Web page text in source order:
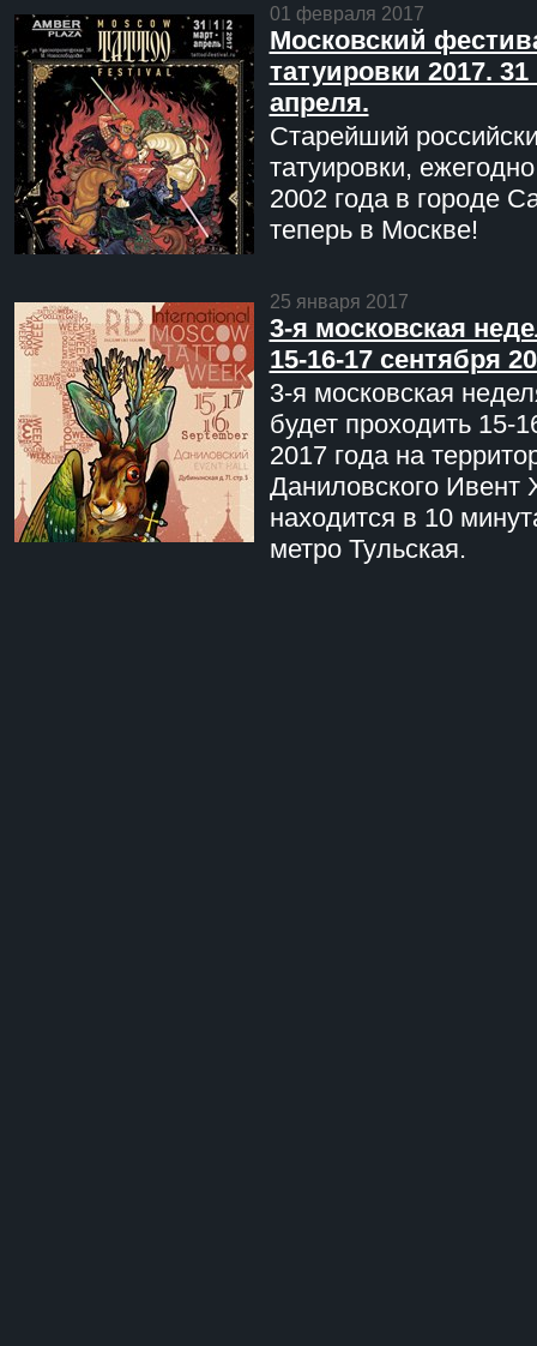
01 февраля 2017
Московский
татуировки 2017. 31
апреля.
Старейший
татуировки,
2002 года в городе
теперь в Москве!
25 января 2017
3-я московская
15-16-17 сентября
3-я московская
будет проходить 15-
2017 года на
Даниловского Ивент
находится в 10
метро Тульская.